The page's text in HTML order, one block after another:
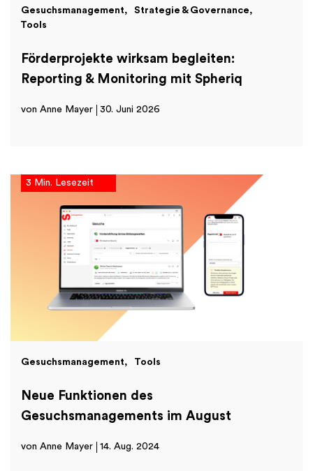
Gesuchsmanagement
Strategie & Governance
Tools
Förderprojekte wirksam begleiten:
Reporting & Monitoring mit Spheriq
von Anne Mayer 30. Juni 2026
3 Min. Lesezeit
Gesuchsmanagement Tools
Neue Funktionen des
Gesuchsmanagements im August
von Anne Mayer 14. Aug. 2024